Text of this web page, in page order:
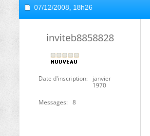
07/12/2008, 18h26
inviteb8858828
Date d'inscription
janvier
1970
Messages 8